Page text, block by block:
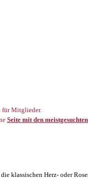
für Mitglieder.
Seite mit den
klassischen Herz- oder